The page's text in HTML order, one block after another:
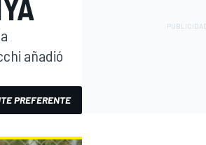
añadió
PREFERENTE